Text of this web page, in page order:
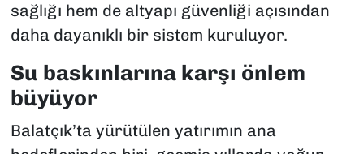
sağlığı hem de altyapı güvenliği açısından
daha dayanıklı bir sistem kuruluyor.
Su baskınlarına karşı önlem
büyüyor
Balatçık’ta yürütülen yatırımın ana